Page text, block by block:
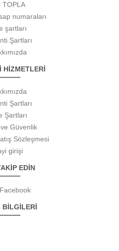
TOPLA
numaraları
şartları
Şartları
HİZMETLERİ
Şartları
Şartları
Güvenlik
Sözleşmesi
girişi
EDİN
Facebook
BİLGİLERİ